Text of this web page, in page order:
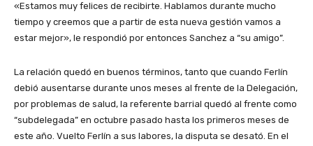
«Estamos muy felices de recibirte. Hablamos durante mucho
tiempo y creemos que a partir de esta nueva gestión vamos a
estar mejor», le respondió por entonces Sanchez a “su amigo”.
La relación quedó en buenos términos, tanto que cuando Ferlín
debió ausentarse durante unos meses al frente de la Delegación,
por problemas de salud, la referente barrial quedó al frente como
“subdelegada” en octubre pasado hasta los primeros meses de
este año. Vuelto Ferlín a sus labores, la disputa se desató. En el